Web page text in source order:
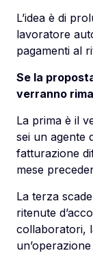
L’idea è di
lavoratore
pagamenti al
Se la
verranno
La prima è il
sei un agente
fatturazione
mese
La terza
ritenute
collaboratori,